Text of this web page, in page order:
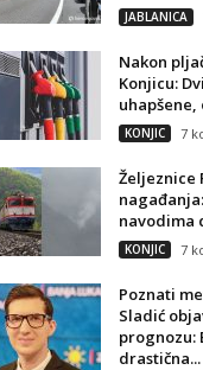
JABLANICA
Nakon
Konjicu:
KONJIC 7
Željeznice
navodima
KONJIC 7
Poznati
Sladić
prognozu:
drastična...